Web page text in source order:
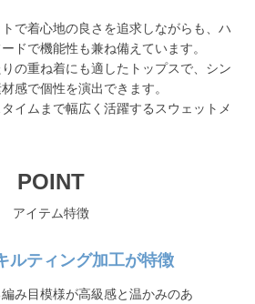
で着心地の良さを追求しながらも、ハ
ドで機能性も兼ね備えています。
の重ね着にも適したトップスで、シン
感で個性を演出できます。
イムまで幅広く活躍するスウェットメ
POINT
アイテム特徴
ルティング加工が特徴
み目模様が高級感と温かみのあ